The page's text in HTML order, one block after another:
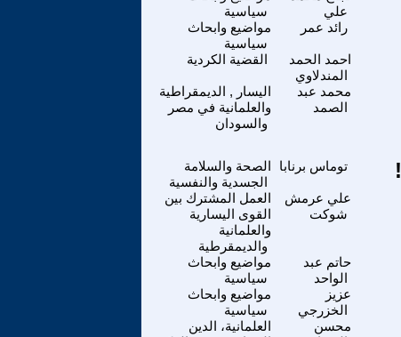
سياسية
علي
مواضيع وابحاث
سياسية
رائد عمر
القضية الكردية
احمد الحمد
المندلاوي
اليسار , الديمقراطية
والعلمانية في مصر
والسودان
محمد عبد
الصمد
الصحة والسلامة
الجسدية والنفسية
توماس برنابا
العمل المشترك بين
القوى اليسارية
والعلمانية
والديمقرطية
علي عرمش
شوكت
مواضيع وابحاث
سياسية
حاتم عبد
الواحد
مواضيع وابحاث
سياسية
عزيز
الخزرجي
العلمانية، الدين
محسن